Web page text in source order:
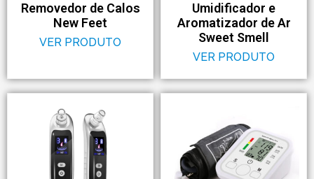
Removedor de Calos
New Feet
VER PRODUTO
Umidificador e
Aromatizador de Ar
Sweet Smell
VER PRODUTO